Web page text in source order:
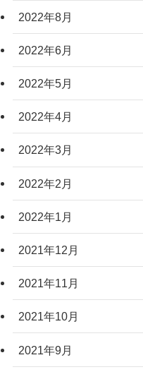
2022年8月
2022年6月
2022年5月
2022年4月
2022年3月
2022年2月
2022年1月
2021年12月
2021年11月
2021年10月
2021年9月